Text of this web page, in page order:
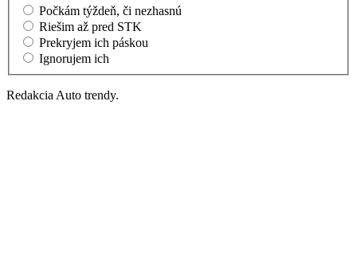
Počkám týždeň, či nezhasnú
Riešim až pred STK
Prekryjem ich páskou
Ignorujem ich
Redakcia Auto trendy.